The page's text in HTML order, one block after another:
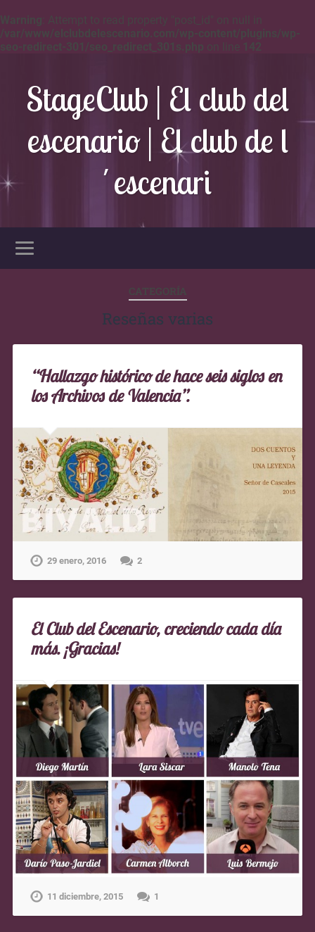
Warning : Attempt to read property "post_id" on null in
/var/www/elclubdelescenario.com/wp-content/plugins/wp-
seo-redirect-301/seo_redirect_301s.php on line 142
StageClub | El club del
escenario | El club de l
´escenari
CATEGORÍA
Reseñas varias
“Hallazgo histórico de hace seis siglos en
los Archivos de Valencia”.
29 enero, 2016 2
El Club del Escenario, creciendo cada día
más. ¡Gracias!
11 diciembre, 2015 1